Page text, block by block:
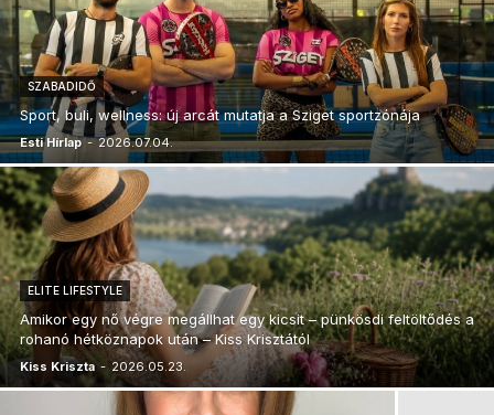
SZABADIDŐ
Sport, buli, wellness: új arcát mutatja a Sziget sportzónája
Esti Hírlap - 2026.07.04.
ELITE LIFESTYLE
Amikor egy nő végre megállhat egy kicsit – pünkösdi feltöltődés a
rohanó hétköznapok után – Kiss Krisztától
Kiss Kriszta - 2026.05.23.